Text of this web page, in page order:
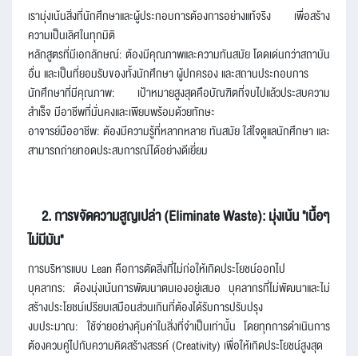
เรามุ่งเน้นสิ่งที่นักศึกษาและผู้ประกอบการต้องการอย่างแท้จริง เพื่อสร้าง
ความเป็นเลิศในทุกมิติ
หลักสูตรที่มีเอกลักษณ์: ต้องมีคุณภาพและความทันสมัย โดดเด่นกว่าสถาบัน
อื่น และเป็นที่ยอมรับของทั้งนักศึกษา ผู้ปกครอง และสถานประกอบการ
นักศึกษาที่มีคุณภาพ: เป้าหมายสูงสุดคือบัณฑิตที่จบไปแล้วประสบความ
สำเร็จ มีอาชีพที่มั่นคงและเพียบพร้อมด้วยทักษะ
อาจารย์มืออาชีพ: ต้องมีความรู้ที่หลากหลาย ทันสมัย ใส่ใจดูแลนักศึกษา และ
สามารถถ่ายทอดประสบการณ์ได้อย่างดีเยี่ยม
2. การขจัดความสูญเปล่า (Eliminate Waste): มุ่งเน้น "เนื้อๆ
ไม่มีมัน"
การบริหารแบบ Lean คือการตัดสิ่งที่ไม่ก่อให้เกิดประโยชน์ออกไป
บุคลากร: ต้องมุ่งเน้นการพัฒนาตนเองอยู่เสมอ บุคลากรที่ไม่พัฒนาและไม่
สร้างประโยชน์เปรียบเสมือนส่วนเกินที่ต้องได้รับการปรับปรุง
งบประมาณ: ใช้จ่ายอย่างคุ้มค่าในสิ่งที่จำเป็นเท่านั้น โดยทุกการดำเนินการ
ต้องควบคู่ไปกับความคิดสร้างสรรค์ (Creativity) เพื่อให้เกิดประโยชน์สูงสุด